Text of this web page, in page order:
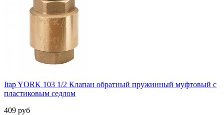
Itap YORK 103 1/2 Клапан обратный пружинный муфтовый с
пластиковым седлом
409 руб